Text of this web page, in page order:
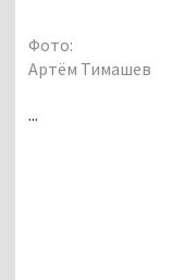
Фото:
Артём Тимашев
...